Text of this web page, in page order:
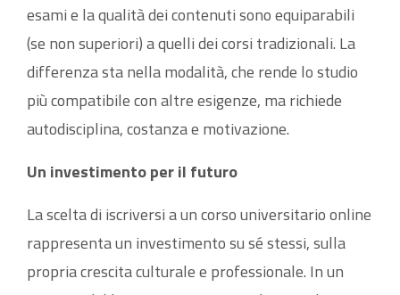
esami e la qualità dei contenuti sono equiparabili
(se non superiori) a quelli dei corsi tradizionali. La
differenza sta nella modalità, che rende lo studio
più compatibile con altre esigenze, ma richiede
autodisciplina, costanza e motivazione.
Un investimento per il futuro
La scelta di iscriversi a un corso universitario online
rappresenta un investimento su sé stessi, sulla
propria crescita culturale e professionale. In un